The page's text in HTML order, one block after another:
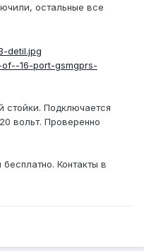
остальные все
стойки. Подключается
вольт. Проверенно
Контакты в